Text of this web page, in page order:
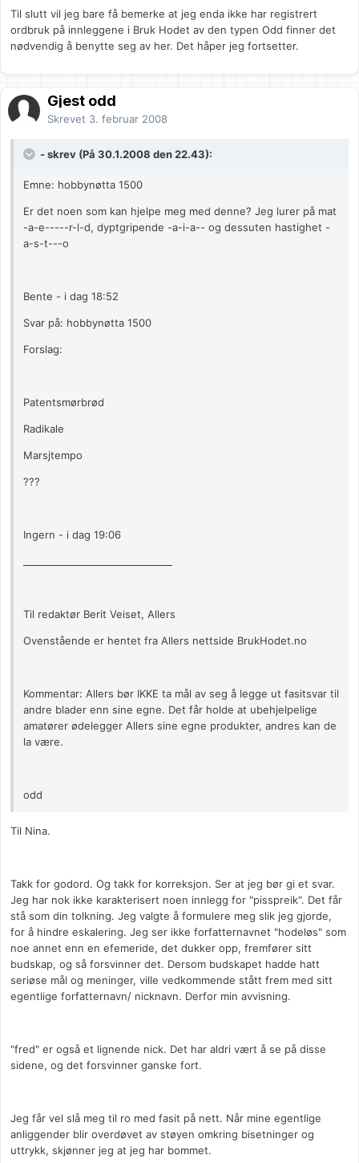
Til slutt vil jeg bare få bemerke at jeg enda ikke har registrert
ordbruk på innleggene i Bruk Hodet av den typen Odd finner det
nødvendig å benytte seg av her. Det håper jeg fortsetter.
Gjest odd
Skrevet 3. februar 2008
- skrev (På 30.1.2008 den 22.43):
Emne: hobbynøtta 1500
Er det noen som kan hjelpe meg med denne? Jeg lurer på mat
-a-e-----r-l-d, dyptgripende -a-i-a-- og dessuten hastighet -
a-s-t---o
Bente - i dag 18:52
Svar på: hobbynøtta 1500
Forslag:
Patentsmørbrød
Radikale
Marsjtempo
???
Ingern - i dag 19:06
Til redaktør Berit Veiset, Allers
Ovenstående er hentet fra Allers nettside BrukHodet.no
Kommentar: Allers bør IKKE ta mål av seg å legge ut fasitsvar til
andre blader enn sine egne. Det får holde at ubehjelpelige
amatører ødelegger Allers sine egne produkter, andres kan de
la være.
odd
Til Nina.
Takk for godord. Og takk for korreksjon. Ser at jeg bør gi et svar.
Jeg har nok ikke karakterisert noen innlegg for "pisspreik". Det får
stå som din tolkning. Jeg valgte å formulere meg slik jeg gjorde,
for å hindre eskalering. Jeg ser ikke forfatternavnet "hodeløs" som
noe annet enn en efemeride, det dukker opp, fremfører sitt
budskap, og så forsvinner det. Dersom budskapet hadde hatt
seriøse mål og meninger, ville vedkommende stått frem med sitt
egentlige forfatternavn/ nicknavn. Derfor min avvisning.
"fred" er også et lignende nick. Det har aldri vært å se på disse
sidene, og det forsvinner ganske fort.
Jeg får vel slå meg til ro med fasit på nett. Når mine egentlige
anliggender blir overdøvet av støyen omkring bisetninger og
uttrykk, skjønner jeg at jeg har bommet.